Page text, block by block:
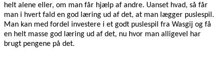
helt alene eller, om man får hjælp af andre. Uanset hvad, så får
man i hvert fald en god læring ud af det, at man lægger puslespil.
Man kan med fordel investere i et godt puslespil fra Wasgij og få
en helt masse god læring ud af det, nu hvor man alligevel har
brugt pengene på det.